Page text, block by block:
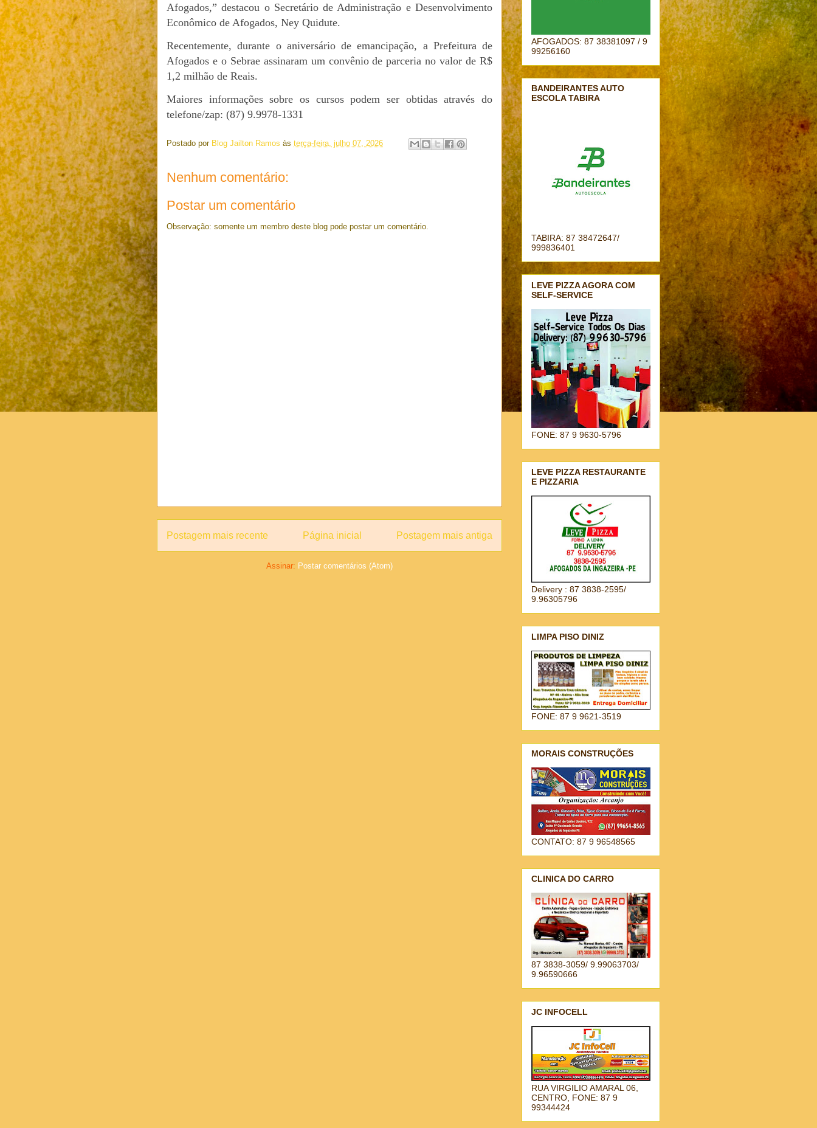
Afogados,” destacou o Secretário de Administração e Desenvolvimento
Econômico de Afogados, Ney Quidute.
Recentemente, durante o aniversário de emancipação, a Prefeitura de
Afogados e o Sebrae assinaram um convênio de parceria no valor de R$
1,2 milhão de Reais.
Maiores informações sobre os cursos podem ser obtidas através do
telefone/zap: (87) 9.9978-1331
Postado por Blog Jailton Ramos às terça-feira, julho 07, 2026
Nenhum comentário:
Postar um comentário
Observação: somente um membro deste blog pode postar um comentário.
Postagem mais recente Postagem mais antiga
Página inicial
Assinar: Postar comentários (Atom)
AFOGADOS: 87 38381097 / 9
99256160
BANDEIRANTES AUTO
ESCOLA TABIRA
TABIRA: 87 38472647/
999836401
LEVE PIZZA AGORA COM
SELF-SERVICE
FONE: 87 9 9630-5796
LEVE PIZZA RESTAURANTE
E PIZZARIA
Delivery : 87 3838-2595/
9.96305796
LIMPA PISO DINIZ
FONE: 87 9 9621-3519
MORAIS CONSTRUÇÕES
CONTATO: 87 9 96548565
CLINICA DO CARRO
87 3838-3059/ 9.99063703/
9.96590666
JC INFOCELL
RUA VIRGILIO AMARAL 06,
CENTRO, FONE: 87 9
99344424